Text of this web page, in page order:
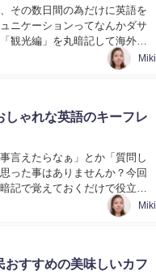
その数日間の為だけに英語を
ニケーションってなんかダサ
観光編」を丸暗記して海外旅
る...
Miki
ゃれな英語のキーフレ
言えたらなぁ」とか「質問し
った事はありませんか？今回
記で覚えておくだけで役立つ
...
Miki
おすすめの美味しいカフ